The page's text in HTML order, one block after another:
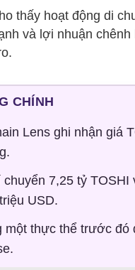
thấy hoạt động di
và lợi nhuận
CHÍNH
Lens ghi nhận giá
chuyển 7,25 tỷ TOSHI
USD.
một thực thể trước đó